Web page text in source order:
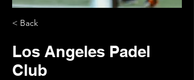
< Back
Los Angeles Padel
Club